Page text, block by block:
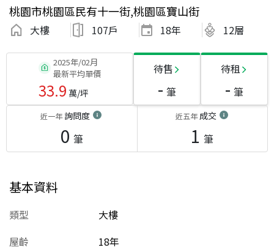
桃園市桃園區民有十一街,桃園區寶山街
大樓 107戶 18年 12層
2025年/02月
最新平均單價
33.9 萬/坪
待售
- 筆
待租
- 筆
近一年詢問度
0 筆
近五年成交
1 筆
基本資料
類型
大樓
屋齡
18年